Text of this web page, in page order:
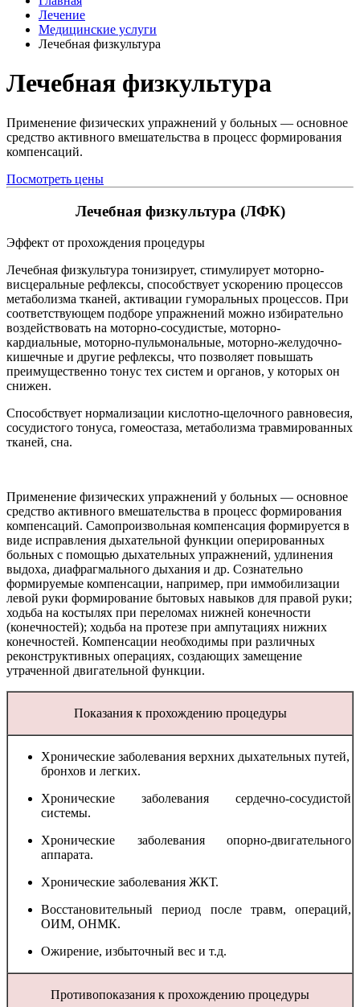
Лечение
Медицинские услуги
Лечебная физкультура
Лечебная физкультура
Применение физических упражнений у больных — основное
средство активного вмешательства в процесс формирования
компенсаций.
Посмотреть цены
Лечебная физкультура (ЛФК)
Эффект от прохождения процедуры
Лечебная физкультура тонизирует, стимулирует моторно-
висцеральные рефлексы, способствует ускорению процессов
метаболизма тканей, активации гуморальных процессов. При
соответствующем подборе упражнений можно избирательно
воздействовать на моторно-сосудистые, моторно-
кардиальные, моторно-пульмональные, моторно-желудочно-
кишечные и другие рефлексы, что позволяет повышать
преимущественно тонус тех систем и органов, у которых он
снижен.
Способствует нормализации кислотно-щелочного равновесия,
сосудистого тонуса, гомеостаза, метаболизма травмированных
тканей, сна.
Применение физических упражнений у больных — основное
средство активного вмешательства в процесс формирования
компенсаций. Самопроизвольная компенсация формируется в
виде исправления дыхательной функции оперированных
больных с помощью дыхательных упражнений, удлинения
выдоха, диафрагмального дыхания и др. Сознательно
формируемые компенсации, например, при иммобилизации
левой руки формирование бытовых навыков для правой руки;
ходьба на костылях при переломах нижней конечности
(конечностей); ходьба на протезе при ампутациях нижних
конечностей. Компенсации необходимы при различных
реконструктивных операциях, создающих замещение
утраченной двигательной функции.
Показания к прохождению процедуры
Хронические заболевания верхних дыхательных путей,
бронхов и легких.
Хронические заболевания сердечно-сосудистой
системы.
Хронические заболевания опорно-двигательного
аппарата.
Хронические заболевания ЖКТ.
Восстановительный период после травм, операций,
ОИМ, ОНМК.
Ожирение, избыточный вес и т.д.
Противопоказания к прохождению процедуры